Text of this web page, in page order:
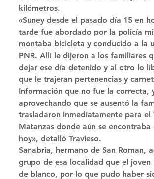
kilómetros.
«Suney desde el pasado día 15 en
tarde fue abordado por la policía
montaba bicicleta y conducido a la
PNR. Allí le dijeron a los familiares
dejar ese día detenido y al otro lo
que le trajeran pertenencias y
Información que no fue la correcta,
aprovechando que se ausentó la
trasladaron inmediatamente para el
Matanzas donde aún se encontraba
hoy», detalló Travieso.
Sanabria, hermano de San Roman,
grupo de esa localidad que el joven
de blanco, por lo que pudo haber